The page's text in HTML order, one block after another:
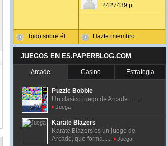
Todo sobre él
2427439 pt
Hazte miembro
JUEGOS EN ES.PAPERBLOG.COM
Arcade Casino Estrategia
Puzzle Bobble
Un clásico juego de Arcade. ......
Juega
Karate Blazers
Karate Blazers es un juego de
Arcade, que forma......
Juega